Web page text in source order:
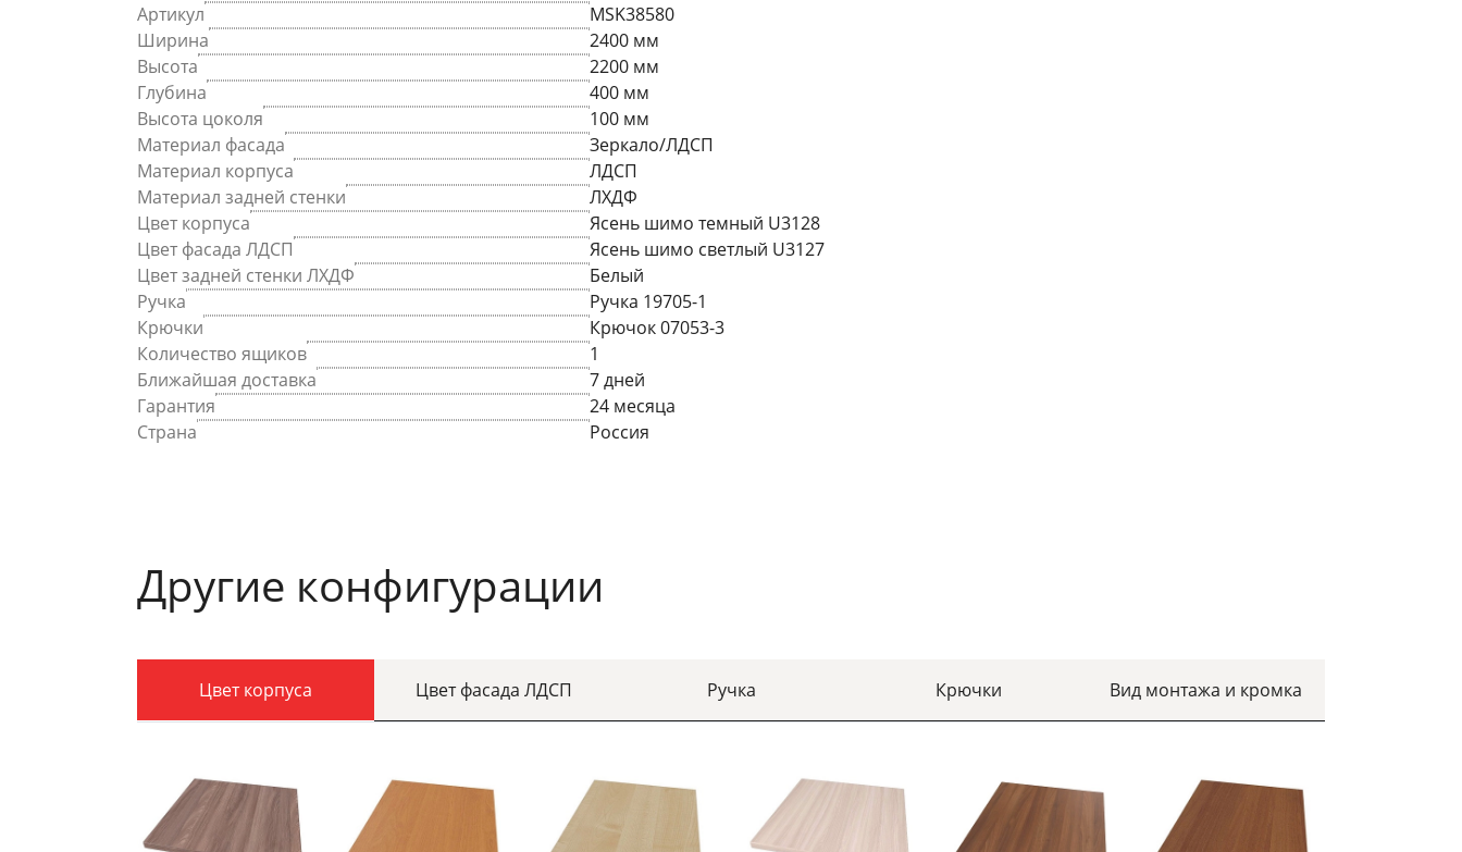
Артикул
MSK38580
Ширина
2400 мм
Высота
2200 мм
Глубина
400 мм
Высота цоколя
100 мм
Материал фасада
Зеркало/ЛДСП
Материал корпуса
ЛДСП
Материал задней стенки
ЛХДФ
Цвет корпуса
Ясень шимо темный U3128
Цвет фасада ЛДСП
Ясень шимо светлый U3127
Цвет задней стенки ЛХДФ
Белый
Ручка
Ручка 19705-1
Крючки
Крючок 07053-3
Количество ящиков
1
Ближайшая доставка
7 дней
Гарантия
24 месяца
Страна
Россия
Другие конфигурации
Цвет корпуса Цвет фасада ЛДСП Ручка Крючки Вид монтажа и кромка